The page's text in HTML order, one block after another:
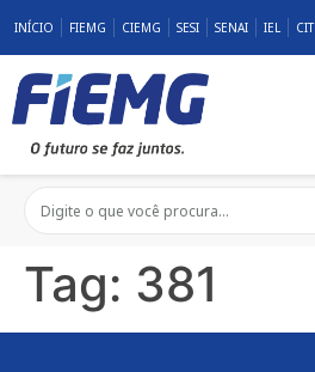
INÍCIO FIEMG CIEMG SESI SENAI IEL CIT
Tag: 381